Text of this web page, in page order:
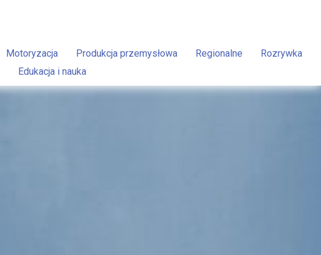
Motoryzacja Produkcja przemysłowa Regionalne
Rozrywka
Edukacja i nauka